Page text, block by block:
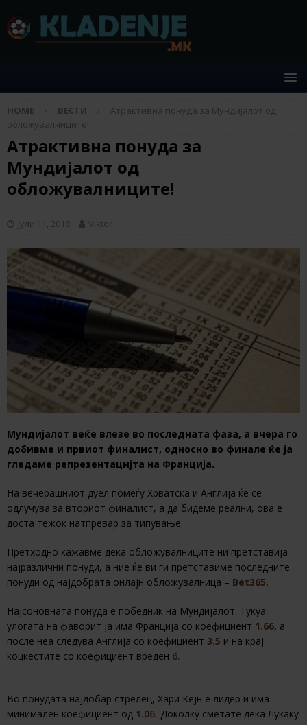
HOME ВЕСТИ
Aтрактивна понуда за Мундијалот од
обложувалниците!
Aтрактивна понуда за
Мундијалот од
обложувалниците!
јули 11, 2018 Viktor
Мундијалот веќе влезе во последната фаза, а вчера го
добивме и првиот финалист, односно во финале ќе ја
гледаме репрезентацијта на Франција.
На вечерашниот дуел помеѓу Хрватска и Англија ќе се
одлучува за вториот финалист, а да бидеме реални, ова е
доста тежок натпревар за типување.
Претходно кажавме дека обложувалниците ни претставија
најразлични понуди, а ние ќе ви ги претставиме последните
понуди од најдобрата онлајн обложувалница – Bet365.
Најсоновната понуда е победник на Мундијалот. Тукуа
улогата на фаворит ја има Франција со коефициент 1.66, а
после неа следува Англија со коефициент 3.5 и на крај
коцкестите со коефициент вреден 6.
Во понудата најдобар стрелец, Хари Кејн е лидер и има
минимален коефициент од 1.06. Доколку сметате дека Лукаку